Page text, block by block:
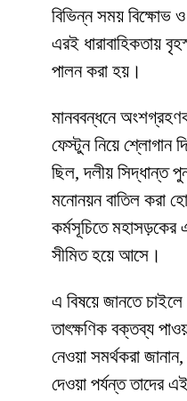
বিভিন্ন সময় বিক্ষোভ
এরই ধারাবাহিকতায়
পালন করা হয়।
মানববন্ধনে
ফেস্টুন নিয়ে শ্লোগান
ছিল, দলীয় সিদ্ধান্ত
মনোনয়ন বাতিল করা
কর্মসূচিতে মহাসড়কের
সীমিত হয়ে আসে।
এ বিষয়ে জানতে
তাৎক্ষণিক বক্তব্য
নেওয়া সমর্থকরা
দেওয়া পর্যন্ত তাদের